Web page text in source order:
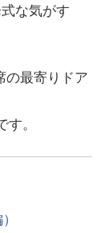
な気がす
の最寄りドア
。